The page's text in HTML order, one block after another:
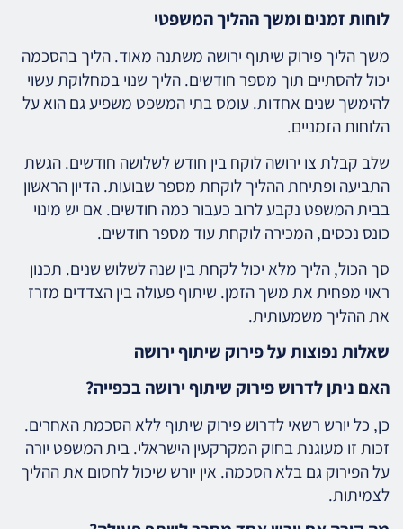
לוחות זמנים ומשך ההליך המשפטי
משך הליך פירוק שיתוף ירושה משתנה מאוד. הליך בהסכמה
יכול להסתיים תוך מספר חודשים. הליך שנוי במחלוקת עשוי
להימשך שנים אחדות. עומס בתי המשפט משפיע גם הוא על
הלוחות הזמניים.
שלב קבלת צו ירושה לוקח בין חודש לשלושה חודשים. הגשת
התביעה ופתיחת ההליך לוקחת מספר שבועות. הדיון הראשון
בבית המשפט נקבע לרוב כעבור כמה חודשים. אם יש מינוי
כונס נכסים, המכירה לוקחת עוד מספר חודשים.
סך הכול, הליך מלא יכול לקחת בין שנה לשלוש שנים. תכנון
ראוי מפחית את משך הזמן. שיתוף פעולה בין הצדדים מזרז
את ההליך משמעותית.
שאלות נפוצות על פירוק שיתוף ירושה
האם ניתן לדרוש פירוק שיתוף ירושה בכפייה?
כן, כל יורש רשאי לדרוש פירוק שיתוף ללא הסכמת האחרים.
זכות זו מעוגנת בחוק המקרקעין הישראלי. בית המשפט יורה
על הפירוק גם בלא הסכמה. אין יורש שיכול לחסום את ההליך
לצמיתות.